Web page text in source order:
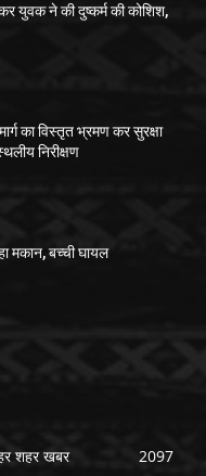
युवक ने की दुष्कर्म की कोशिश,
का विस्तृत भ्रमण कर सुरक्षा
निरीक्षण
मकान, बच्ची घायल
शहर खबर
2097